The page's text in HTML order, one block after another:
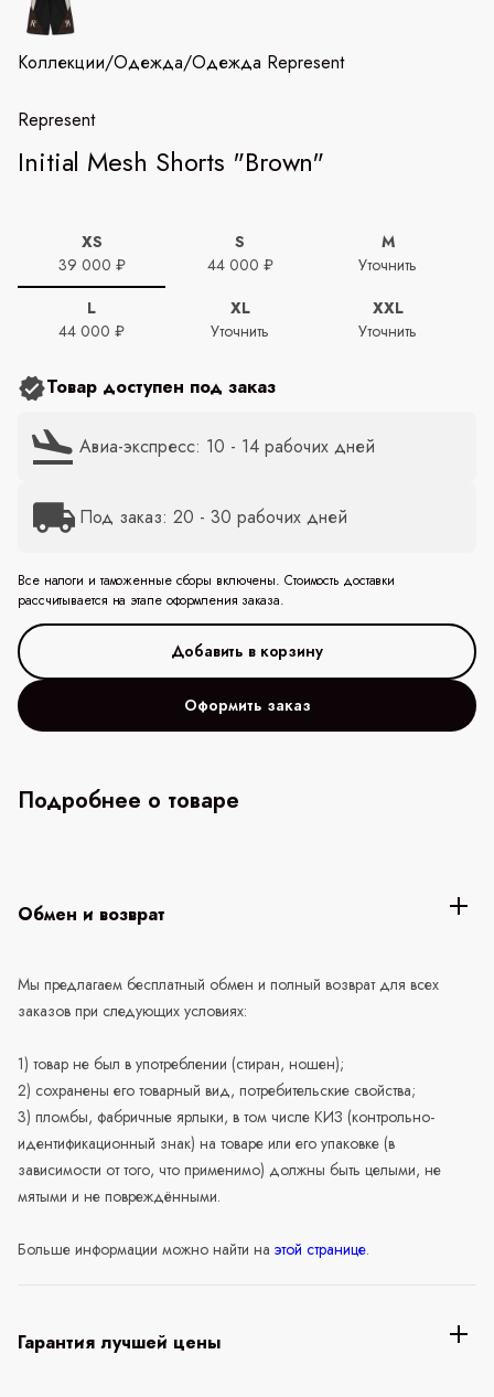
Коллекции/Одежда/Одежда Represent
Represent
Initial Mesh Shorts "Brown"
XS
39 000 ₽
S
44 000 ₽
M
Уточнить
L
44 000 ₽
XL
Уточнить
XXL
Уточнить
Товар доступен под заказ
Авиа-экспресс: 10 - 14 рабочих дней
Под заказ: 20 - 30 рабочих дней
Все налоги и таможенные сборы включены. Стоимость доставки
рассчитывается на этапе оформления заказа.
Оформить заказ
Подробнее о товаре
Обмен и возврат
Мы предлагаем бесплатный обмен и полный возврат для всех
заказов при следующих условиях:
1) товар не был в употреблении (стиран, ношен);
2) сохранены его товарный вид, потребительские свойства;
3) пломбы, фабричные ярлыки, в том числе КИЗ (контрольно-
идентификационный знак) на товаре или его упаковке (в
зависимости от того, что применимо) должны быть целыми, не
мятыми и не повреждёнными.
Больше информации можно найти на этой странице.
Гарантия лучшей цены